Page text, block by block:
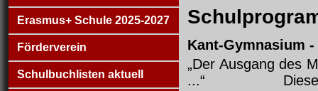
Erasmus+ Schule 2025-2027
Förderverein
Schulbuchlisten aktuell
Kant-Gymnasium
„Der Ausgang des
...“ Diese